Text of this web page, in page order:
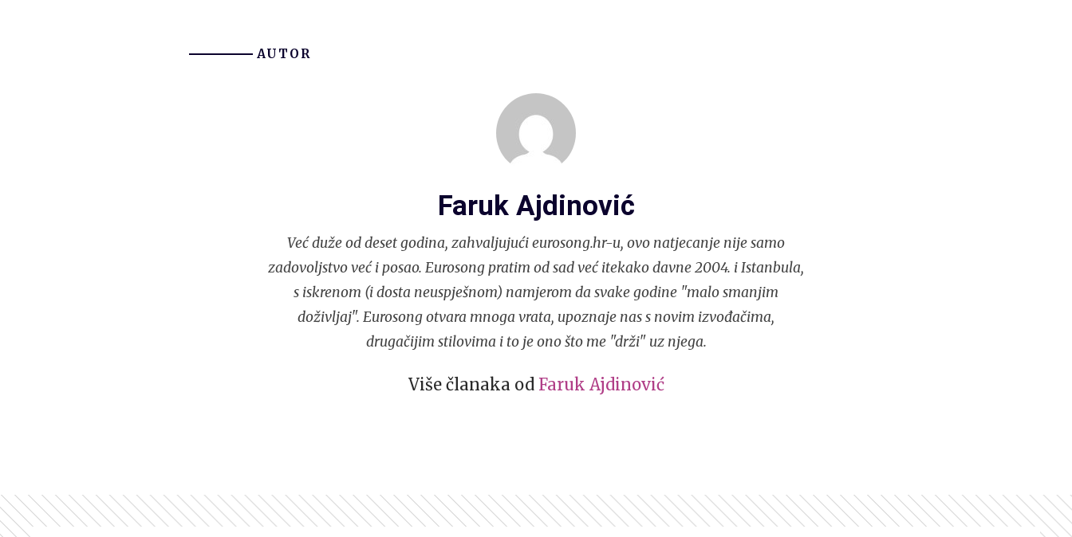
AUTOR
Faruk Ajdinović
Već duže od deset godina, zahvaljujući eurosong.hr-u, ovo natjecanje nije samo
zadovoljstvo već i posao. Eurosong pratim od sad već itekako davne 2004. i Istanbula,
s iskrenom (i dosta neuspješnom) namjerom da svake godine "malo smanjim
doživljaj". Eurosong otvara mnoga vrata, upoznaje nas s novim izvođačima,
drugačijim stilovima i to je ono što me "drži" uz njega.
Više članaka od Faruk Ajdinović